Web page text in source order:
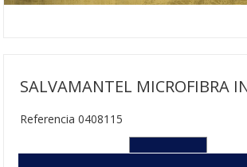
SALVAMANTEL MICROFIBRA
Referencia 0408115